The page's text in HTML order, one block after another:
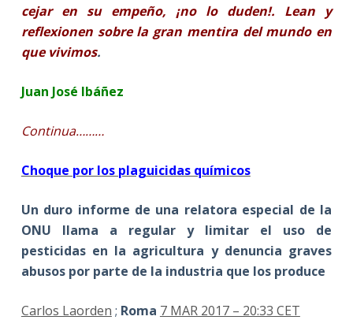
cejar en su empeño, ¡no lo duden!. Lean y
reflexionen sobre la gran mentira del mundo en
que vivimos.
Juan José Ibáñez
Continua………
Choque por los plaguicidas químicos
Un duro informe de una relatora especial de la
ONU llama a regular y limitar el uso de
pesticidas en la agricultura y denuncia graves
abusos por parte de la industria que los produce
Carlos Laorden ; Roma 7 MAR 2017 – 20:33 CET